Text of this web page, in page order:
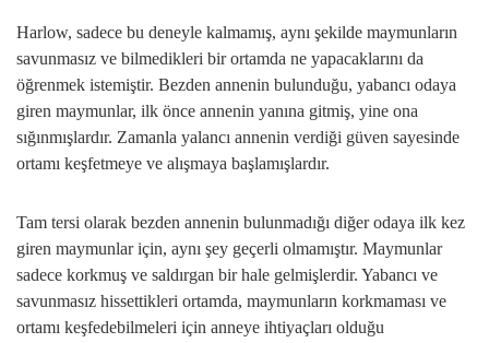
Harlow, sadece bu deneyle kalmamış, aynı şekilde maymunların
savunmasız ve bilmedikleri bir ortamda ne yapacaklarını da
öğrenmek istemiştir. Bezden annenin bulunduğu, yabancı odaya
giren maymunlar, ilk önce annenin yanına gitmiş, yine ona
sığınmışlardır. Zamanla yalancı annenin verdiği güven sayesinde
ortamı keşfetmeye ve alışmaya başlamışlardır.
Tam tersi olarak bezden annenin bulunmadığı diğer odaya ilk kez
giren maymunlar için, aynı şey geçerli olmamıştır. Maymunlar
sadece korkmuş ve saldırgan bir hale gelmişlerdir. Yabancı ve
savunmasız hissettikleri ortamda, maymunların korkmaması ve
ortamı keşfedebilmeleri için anneye ihtiyaçları olduğu